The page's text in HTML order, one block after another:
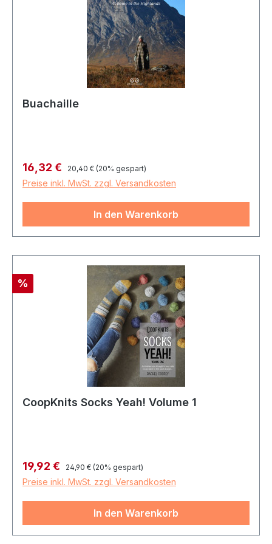
Buachaille
Verkaufspreis:
16,32 € Regulärer Preis:
20,40 € (20% gespart)
Preise inkl. MwSt. zzgl. Versandkosten
In den Warenkorb
Rabatt
%
CoopKnits Socks Yeah! Volume 1
Verkaufspreis:
19,92 € Regulärer Preis:
24,90 € (20% gespart)
Preise inkl. MwSt. zzgl. Versandkosten
In den Warenkorb